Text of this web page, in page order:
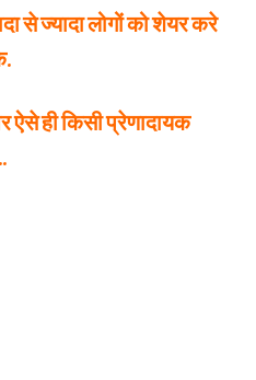
से ज्यादा लोगों को शेयर करे
ऐसे ही किसी प्रेणादायक